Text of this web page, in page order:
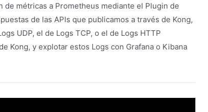
métricas a Prometheus mediante el Plugin de
de las APIs que publicamos a través de Kong,
UDP, el de Logs TCP, o el de Logs HTTP
Kong, y explotar estos Logs con Grafana o Kibana